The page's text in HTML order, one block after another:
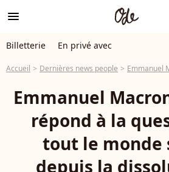
menu
Billetterie En privé avec
Accueil Dernières news people Emmanuel
Emmanuel
répond à la
tout le monde
depuis la